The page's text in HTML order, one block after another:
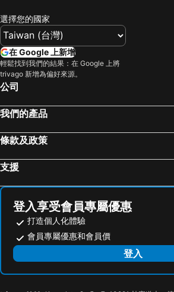
Anho
沐谷親子溫泉會館
松風文旅
The Moment Hotel Yilan by Lakeshore
青池人文溫泉旅館
樂亞亞奇文旅
Ruo Shui Hotspring Hotel
幸福星空旅店
A-SAN Hot-Spring Hotel
YZ Spa
Luodong Night Market - Micha
Long Cherng Hotel
藍晴庭
羅東夜市
北投溫泉
台北市立動物園
羅東夜市
新竹內灣老街
嘉義車站
士林夜市
宜蘭烏石
淡水老街
烏來溫泉
饒河街觀
中壢車站
桃園火車站
廬山溫泉
礁溪車站
捷運圓山
選擇您的國家
在 Google 上新增
輕鬆找到我們的結果：在 Google 上將
trivago 新增為偏好來源。
公司
我們的產品
條款及政策
支援
登入享受會員專屬優惠
打造個人化體驗
會員專屬優惠和會員價
登入